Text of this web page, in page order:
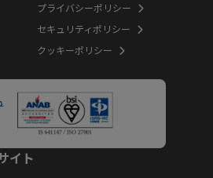
プライバシーポリシー
セキュリティポリシー
クッキーポリシー
イト